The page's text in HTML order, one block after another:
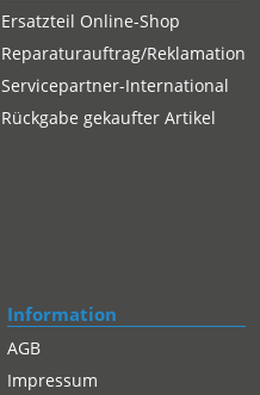
Ersatzteil Online-Shop
Reparaturauftrag/Reklamation
Servicepartner-International
Rückgabe gekaufter Artikel
Information
AGB
Impressum